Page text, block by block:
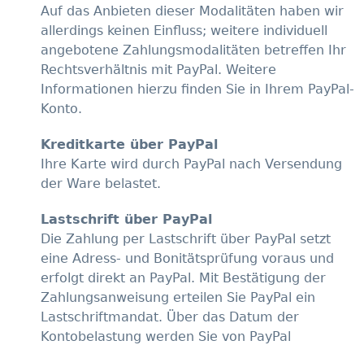
Auf das Anbieten dieser Modalitäten haben wir
allerdings keinen Einfluss; weitere individuell
angebotene Zahlungsmodalitäten betreffen Ihr
Rechtsverhältnis mit PayPal. Weitere
Informationen hierzu finden Sie in Ihrem PayPal-
Konto.
Kreditkarte über PayPal
Ihre Karte wird durch PayPal nach Versendung
der Ware belastet.
Lastschrift über PayPal
Die Zahlung per Lastschrift über PayPal setzt
eine Adress- und Bonitätsprüfung voraus und
erfolgt direkt an PayPal. Mit Bestätigung der
Zahlungsanweisung erteilen Sie PayPal ein
Lastschriftmandat. Über das Datum der
Kontobelastung werden Sie von PayPal